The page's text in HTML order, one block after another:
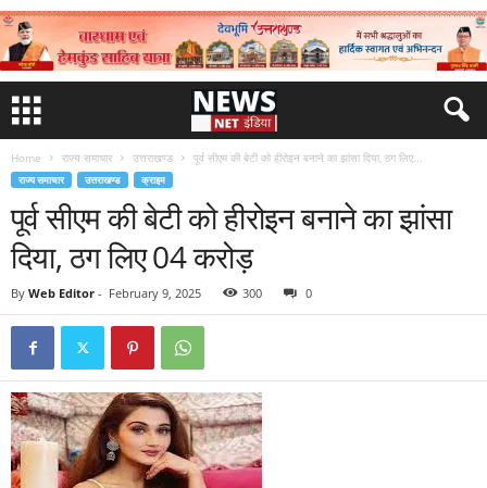
Home राज्य समाचार उत्तराखण्ड पूर्व सीएम की बेटी को हीरोइन बनाने का झांसा दिया, ठग लिए...
राज्य समाचार उत्तराखण्ड क्राइम
पूर्व सीएम की बेटी को हीरोइन बनाने का झांसा
दिया, ठग लिए 04 करोड़
By Web Editor - February 9, 2025 300 0